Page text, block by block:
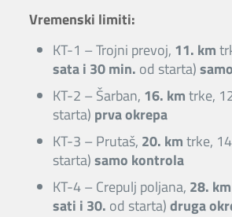
Vremenski limiti:
KT-1 – Trojni prevoj, 11. km
sata i 30 min. od starta)
KT-2 – Šarban, 16. kmtrke,
starta) prva okrepa
KT-3 – Prutaš, 20. kmtrke,
starta)samo kontrola
KT-4 – Crepulj poljana, 28. km
sati i 30. od starta)druga